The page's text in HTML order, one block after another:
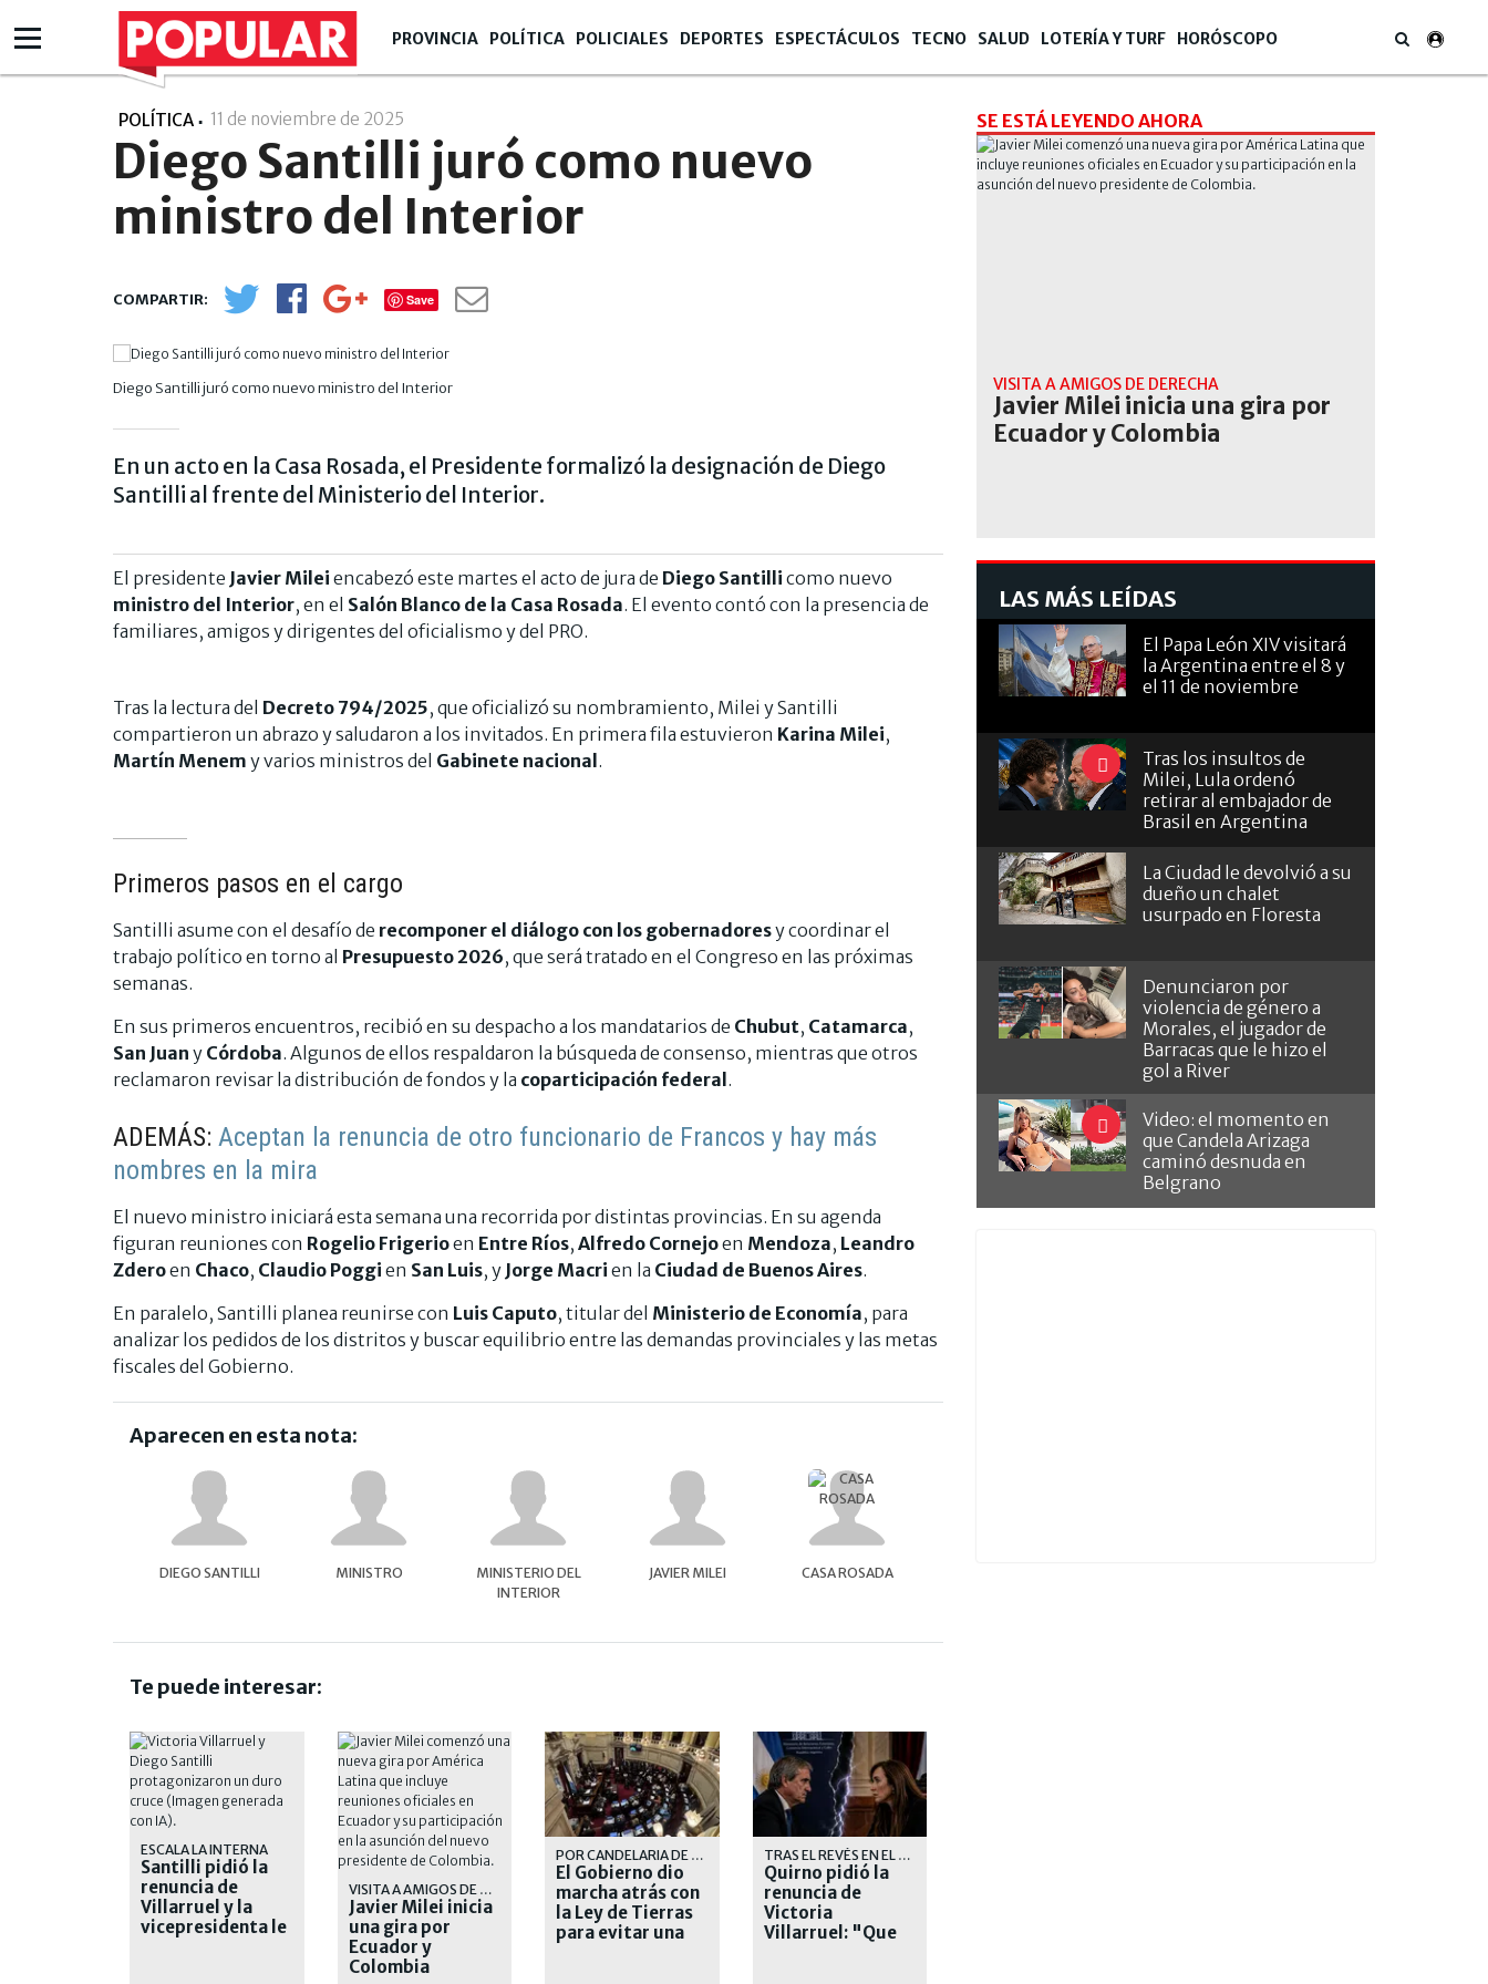
PROVINCIA POLÍTICA POLICIALES DEPORTES ESPECTÁCULOS TECNO SALUD LOTERÍA Y TURF HORÓSCOPO
POLÍTICA 11 de noviembre de 2025
Diego Santilli juró como nuevo
ministro del Interior
Save
Diego Santilli juró como nuevo ministro del Interior
En un acto en la Casa Rosada, el Presidente formalizó la designación de Diego
Santilli al frente del Ministerio del Interior.
El presidente Javier Milei encabezó este martes el acto de jura de Diego Santilli como nuevo
ministro del Interior, en el Salón Blanco de la Casa Rosada. El evento contó con la presencia de
familiares, amigos y dirigentes del oficialismo y del PRO.
Tras la lectura del Decreto 794/2025, que oficializó su nombramiento, Milei y Santilli
compartieron un abrazo y saludaron a los invitados. En primera fila estuvieron Karina Milei,
Martín Menem y varios ministros del Gabinete nacional.
Primeros pasos en el cargo
Santilli asume con el desafío de recomponer el diálogo con los gobernadoresy coordinar el
trabajo político en torno al Presupuesto 2026, que será tratado en el Congreso en las próximas
semanas.
En sus primeros encuentros, recibió en su despacho a los mandatarios de Chubut, Catamarca,
San Juan y Córdoba. Algunos de ellos respaldaron la búsqueda de consenso, mientras que otros
reclamaron revisar la distribución de fondos y la coparticipación federal.
ADEMÁS: Aceptan la renuncia de otro funcionario de Francos y hay más
nombres en la mira
El nuevo ministro iniciará esta semana una recorrida por distintas provincias. En su agenda
figuran reuniones con Rogelio Frigerioen Entre Ríos, Alfredo Cornejoen Mendoza, Leandro
Zderoen Chaco, Claudio Poggi en San Luis, y Jorge Macri en la Ciudad de Buenos Aires.
En paralelo, Santilli planea reunirse con Luis Caputo, titular del Ministerio de Economía, para
analizar los pedidos de los distritos y buscar equilibrio entre las demandas provinciales y las metas
fiscales del Gobierno.
Aparecen en esta nota:
DIEGO SANTILLI MINISTRO
MINISTERIO DEL
INTERIOR
JAVIER MILEI CASA ROSADA
Te puede interesar:
ESCALA LA INTERNA
Santilli pidió la
renuncia de
Villarruel y la
vicepresidenta le
VISITA A AMIGOS DE DERECHA
Javier Milei inicia
una gira por
Ecuador y
Colombia
POR CANDELARIA DE LA SOTA
El Gobierno dio
marcha atrás con
la Ley de Tierras
para evitar una
TRAS EL REVÉS EN EL SENADO
Quirno pidió la
renuncia de
Victoria
Villarruel: "Que
SE ESTÁ LEYENDO AHORA
VISITA A AMIGOS DE DERECHA
Javier Milei inicia una gira por
Ecuador y Colombia
LAS MÁS LEÍDAS
El Papa León XIV visitará
la Argentina entre el 8 y
el 11 de noviembre
Tras los insultos de
Milei, Lula ordenó
retirar al embajador de
Brasil en Argentina
La Ciudad le devolvió a su
dueño un chalet
usurpado en Floresta
Denunciaron por
violencia de género a
Morales, el jugador de
Barracas que le hizo el
gol a River
Video: el momento en
que Candela Arizaga
caminó desnuda en
Belgrano